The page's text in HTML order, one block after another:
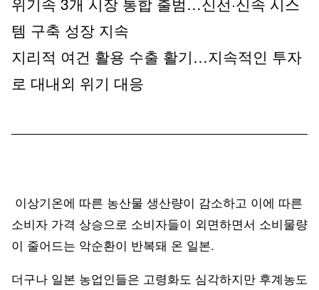
템 구축 성장 지속
지리적 여건 활용 수출 활기…지속적인 투자
로 대내외 위기 대응
이상기온에 따른 농산물 생산량이 감소하고 이에 따른
소비자 가격 상승으로 소비자들이 외면하면서 소비물량
이 줄어드는 악순환이 반복돼 온 일본.
더구나 일본 농업인들은 고령화도 심각하지만 후계농도